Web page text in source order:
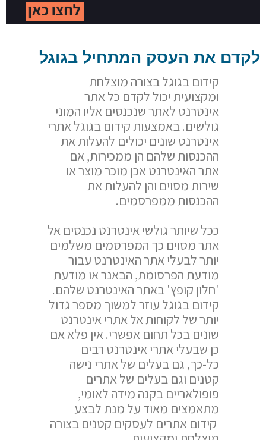
לקדם את העסק המתחיל בגוגל
קידום בגוגל בצורה מוצלחת
ומקצועית יכול לקדם כל אתר
אינטרנט לאתר שנכנסים אליו המוני
גולשים. באמצעות קידום בגוגל אתרי
אינטרנט שונים יכולים להעלות את
ההכנסות שלהם הן ממכירות, אם
אתר האינטרנט אכן מוכר מוצר או
שירות מסוים והן להעלות את
ההכנסות ממפרסמים.
ככל שיותר גולשי אינטרנט נכנסים אל
אתר מסוים כך המפרסמים משלמים
יותר לבעלי אתר האינטרנט עבור
מודעת הפרסומת, הבאנר או מודעת
'חלון קופץ' באתר האינטרנט שלהם.
קידום בגוגל עוזר למשוך מספר גדול
יותר של לקוחות אל אתרי אינטרנט
שונים בכל תחום אפשרי. אין פלא אם
כן שבעלי אתרי אינטרנט רבים
כל-כך, גם בעלים של אתרי נישה
קטנים וגם בעלים של אתרים
פופולאריים בקנה מידה לאומי,
מתאמצים מאוד על מנת לבצע
קידום אתרים לעסקים קטנים בצורה